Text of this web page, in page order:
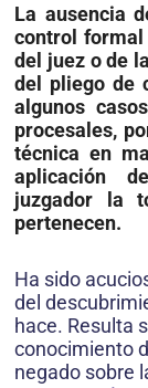
La ausencia
control
del juez o de
del pliego de
algunos
procesales,
técnica en
aplicación
juzgador la
pertenecen.
Ha sido
del
hace. Resulta
conocimiento
negado sobre